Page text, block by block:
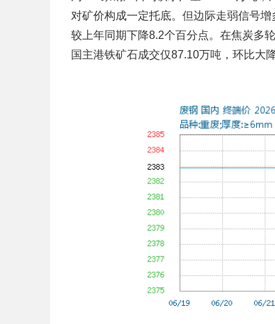
对矿价构成一定托底。但边际走弱信号
较上年同期下降8.2个百分点。在焦炭多
国主港铁矿石成交仅87.10万吨，环比大